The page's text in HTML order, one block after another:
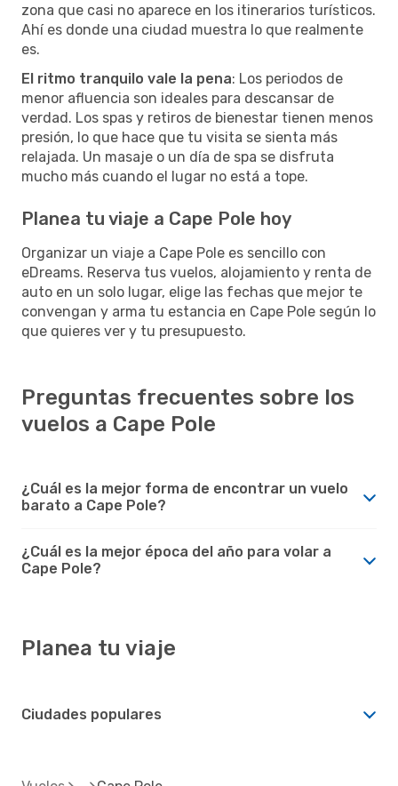
zona que casi no aparece en los itinerarios turísticos.
Ahí es donde una ciudad muestra lo que realmente
es.
El ritmo tranquilo vale la pena: Los periodos de
menor afluencia son ideales para descansar de
verdad. Los spas y retiros de bienestar tienen menos
presión, lo que hace que tu visita se sienta más
relajada. Un masaje o un día de spa se disfruta
mucho más cuando el lugar no está a tope.
Planea tu viaje a Cape Pole hoy
Organizar un viaje a Cape Pole es sencillo con
eDreams. Reserva tus vuelos, alojamiento y renta de
auto en un solo lugar, elige las fechas que mejor te
convengan y arma tu estancia en Cape Pole según lo
que quieres ver y tu presupuesto.
Preguntas frecuentes sobre los
vuelos a Cape Pole
¿Cuál es la mejor forma de encontrar un vuelo
barato a Cape Pole?
¿Cuál es la mejor época del año para volar a
Cape Pole?
Planea tu viaje
Ciudades populares